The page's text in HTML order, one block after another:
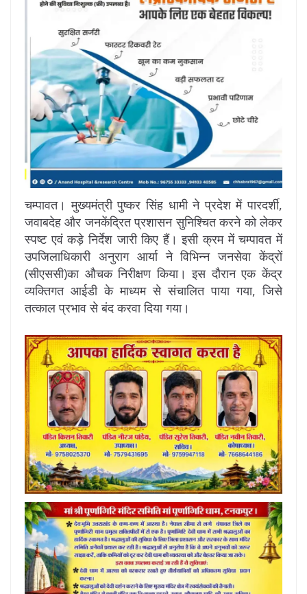
चम्पावत। मुख्यमंत्री पुष्कर सिंह धामी ने प्रदेश में पारदर्शी,
जवाबदेह और जनकेंद्रित प्रशासन सुनिश्चित करने को लेकर
स्पष्ट एवं कड़े निर्देश जारी किए हैं। इसी क्रम में चम्पावत में
उपजिलाधिकारी अनुराग आर्या ने विभिन्न जनसेवा केंद्रों
(सीएससी)का औचक निरीक्षण किया। इस दौरान एक केंद्र
व्यक्तिगत आईडी के माध्यम से संचालित पाया गया, जिसे
तत्काल प्रभाव से बंद करवा दिया गया।